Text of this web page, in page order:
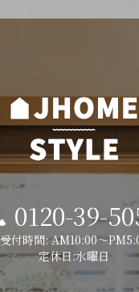
0120-39-
受付時間: AM10:00～
定休日:水曜日